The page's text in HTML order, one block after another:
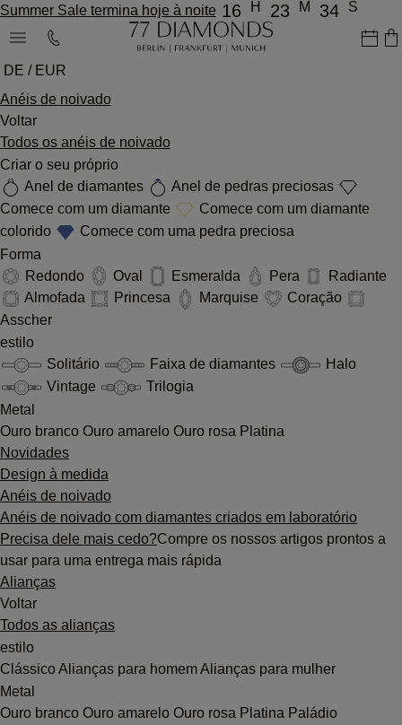
Summer Sale termina hoje à noite 16 H 23 M 34 S
DE / EUR
Anéis de noivado
Voltar
Todos os anéis de noivado
Criar o seu próprio
Anel de diamantes
Anel de pedras preciosas
Comece com um diamante
Comece com um diamante
colorido
Comece com uma pedra preciosa
Forma
Redondo
Oval Esmeralda Pera
Radiante
Almofada
Princesa Marquise
Coração
Asscher
estilo
Solitário
Faixa de diamantes
Halo
Vintage
Trilogia
Metal
Ouro branco Ouro amarelo Ouro rosa Platina
Novidades
Design à medida
Anéis de noivado
Anéis de noivado com diamantes criados em laboratório
Precisa dele mais cedo?Compre os nossos artigos prontos a
usar para uma entrega mais rápida
Alianças
Voltar
Todos as alianças
estilo
ClássicoAlianças para homemAlianças para mulher
Metal
Ouro branco Ouro amarelo Ouro rosa Platina Paládio